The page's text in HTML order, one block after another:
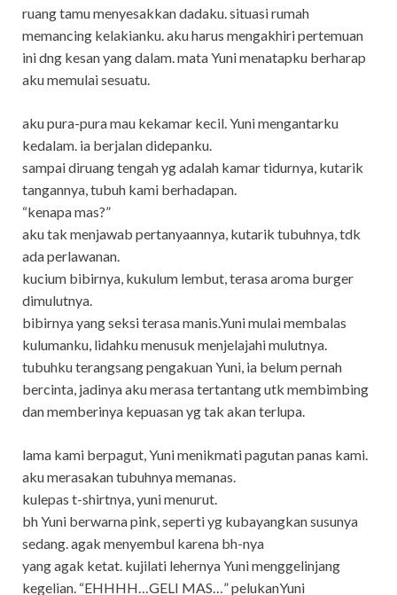
ruang tamu menyesakkan dadaku. situasi rumah
memancing kelakianku. aku harus mengakhiri pertemuan
ini dng kesan yang dalam. mata Yuni menatapku berharap
aku memulai sesuatu.
aku pura-pura mau kekamar kecil. Yuni mengantarku
kedalam. ia berjalan didepanku.
sampai diruang tengah yg adalah kamar tidurnya, kutarik
tangannya, tubuh kami berhadapan.
“kenapa mas?”
aku tak menjawab pertanyaannya, kutarik tubuhnya, tdk
ada perlawanan.
kucium bibirnya, kukulum lembut, terasa aroma burger
dimulutnya.
bibirnya yang seksi terasa manis.Yuni mulai membalas
kulumanku, lidahku menusuk menjelajahi mulutnya.
tubuhku terangsang pengakuan Yuni, ia belum pernah
bercinta, jadinya aku merasa tertantang utk membimbing
dan memberinya kepuasan yg tak akan terlupa.
lama kami berpagut, Yuni menikmati pagutan panas kami.
aku merasakan tubuhnya memanas.
kulepas t-shirtnya, yuni menurut.
bh Yuni berwarna pink, seperti yg kubayangkan susunya
sedang. agak menyembul karena bh-nya
yang agak ketat. kujilati lehernya Yuni menggelinjang
kegelian. “EHHHH…GELI MAS…” pelukanYuni